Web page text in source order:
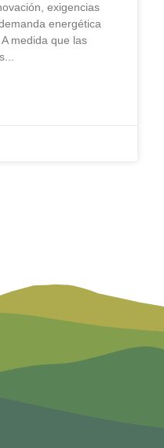
exigencias
energética
medida que las